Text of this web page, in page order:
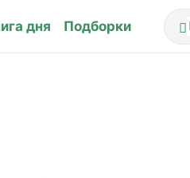
дня Подборки